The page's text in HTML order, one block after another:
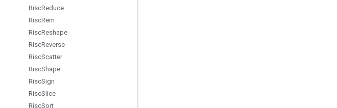
RiscReduce
RiscRem
RiscReshape
RiscReverse
RiscScatter
RiscShape
RiscSign
RiscSlice
RiscSort
সবসময় যুক্ত থাকুন
ফোরাম
GitHub